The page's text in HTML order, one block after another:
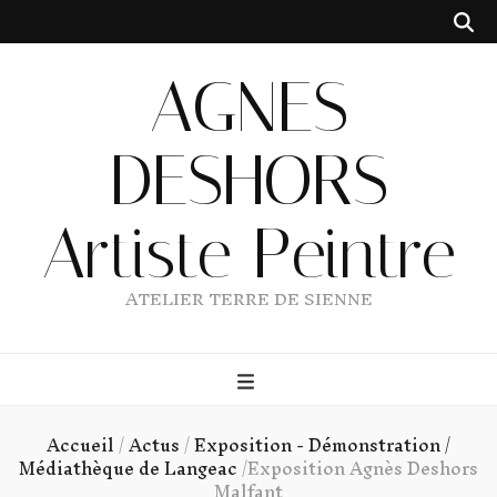
AGNES
DESHORS
Artiste Peintre
ATELIER TERRE DE SIENNE
Accueil/Actus/Exposition - Démonstration /
Médiathèque de Langeac/Exposition Agnès Deshors